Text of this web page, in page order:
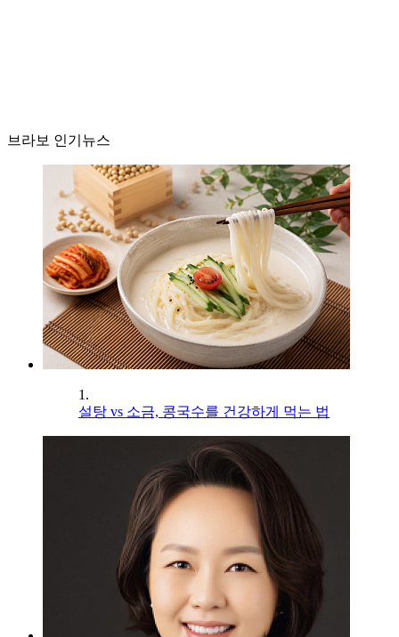
브라보 인기뉴스
1.
설탕 vs 소금, 콩국수를 건강하게 먹는 법